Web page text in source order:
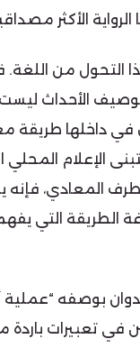
الرواية الأكثر
التحول من اللغة.
الأحداث ليست
في داخلها طريقة
الإعلام
المعادي، فإنه
الطريقة التي
بوصفه “عملية
في تعبيرات باردة